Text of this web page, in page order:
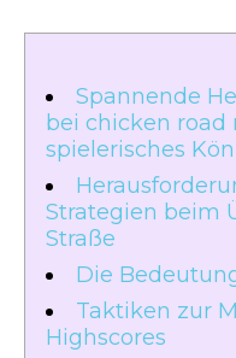
Spannende
bei chicken road
spielerisches
Strategien beim
Straße
Die
Taktiken zur
Highscores